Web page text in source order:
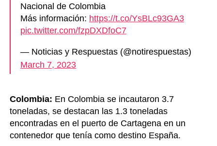
Nacional de Colombia
Más información: https://t.co/YsBLc93GA3
pic.twitter.com/fzpDXDfoC7
— Noticias y Respuestas (@notirespuestas)
March 7, 2023
Colombia: En Colombia se incautaron 3.7
toneladas, se destacan las 1.3 toneladas
encontradas en el puerto de Cartagena en un
contenedor que tenía como destino España.